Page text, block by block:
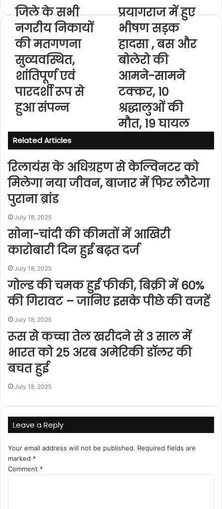
s
जिले के सभी
नगरीय निकायों
की मतगणना
सुव्यवस्थित,
शांतिपूर्ण एवं
पारदर्शी रूप से
हुआ संपन्न
प्रयागराज में हुए
भीषण सड़क
हादसा , बस और
बोलेरो की
आमने-सामने
टक्कर, 10
श्रद्धालुओं की
मौत, 19 घायल
Related Articles
रिलायंस के अधिग्रहण से केल्विनटर को
मिलेगा नया जीवन, बाजार में फिर लौटेगा
पुराना ब्रांड
July 18, 2025
सोना-चांदी की कीमतों में आखिरी
कारोबारी दिन हुई बढ़त दर्ज
July 18, 2025
गोल्ड की चमक हुई फीकी, बिक्री में 60%
की गिरावट – जानिए इसके पीछे की वजहें
July 18, 2025
रूस से कच्चा तेल खरीदने से 3 साल में
भारत को 25 अरब अमेरिकी डॉलर की
बचत हुई
July 18, 2025
Leave a Reply
Your email address will not be published. Required fields are
marked *
Comment *